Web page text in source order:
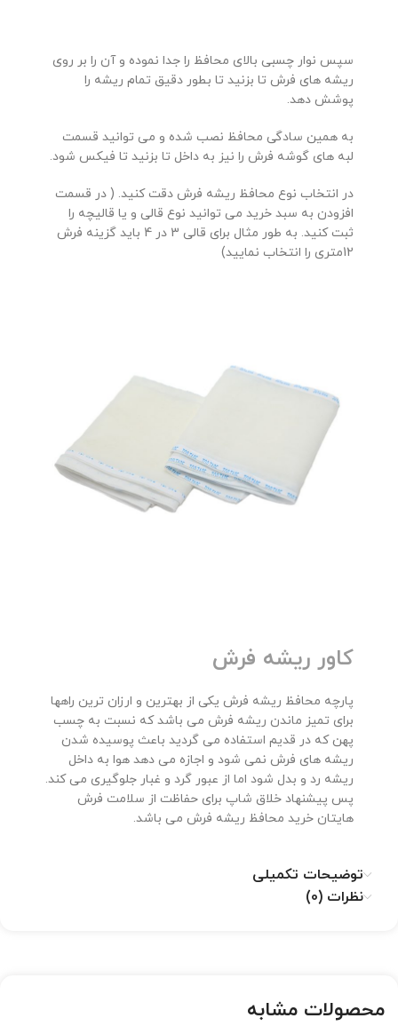
سپس نوار چسبی بالای محافظ را جدا نموده و آن را بر روی
ریشه های فرش تا بزنید تا بطور دقیق تمام ریشه را
پوشش دهد.
به همین سادگی محافظ نصب شده و می توانید قسمت
لبه های گوشه فرش را نیز به داخل تا بزنید تا فیکس شود.
در انتخاب نوع محافظ ریشه فرش دقت کنید. ( در قسمت
افزودن به سبد خرید می توانید نوع قالی و یا قالیچه را
ثبت کنید. به طور مثال برای قالی 3 در 4 باید گزینه فرش
12متری را انتخاب نمایید)
کاور ریشه فرش
پارچه محافظ ریشه فرش یکی از بهترین و ارزان ترین راهها
برای تمیز ماندن ریشه فرش می باشد که نسبت به چسب
پهن که در قدیم استفاده می گردید باعث پوسیده شدن
ریشه های فرش نمی شود و اجازه می دهد هوا به داخل
ریشه رد و بدل شود اما از عبور گرد و غبار جلوگیری می کند.
پس پیشنهاد خلاق شاپ برای حفاظت از سلامت فرش
هایتان خرید محافظ ریشه فرش می باشد.
توضیحات تکمیلی
نظرات (0)
محصولات مشابه